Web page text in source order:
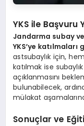
YKS ile Başvuru
Jandarma subay
YKS’ye katılmaları
astsubaylık için,
katılmak ise
açıklanmasını
bulunabilecek,
mülakat
Sonuçlar ve